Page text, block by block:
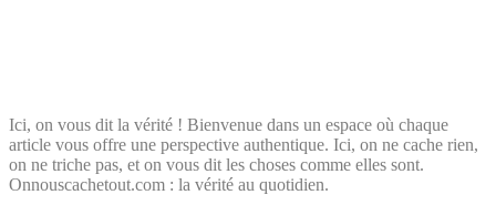
Ici, on vous dit la vérité ! Bienvenue dans un espace où chaque
article vous offre une perspective authentique. Ici, on ne cache rien,
on ne triche pas, et on vous dit les choses comme elles sont.
Onnouscachetout.com : la vérité au quotidien.